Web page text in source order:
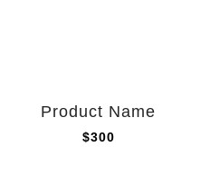
Product Name
$300